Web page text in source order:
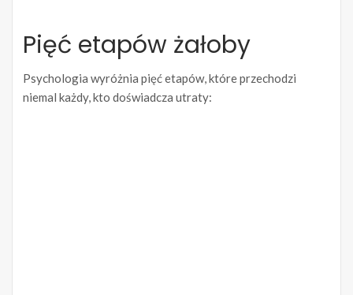
Pięć etapów żałoby
Psychologia wyróżnia pięć etapów, które przechodzi
niemal każdy, kto doświadcza utraty: